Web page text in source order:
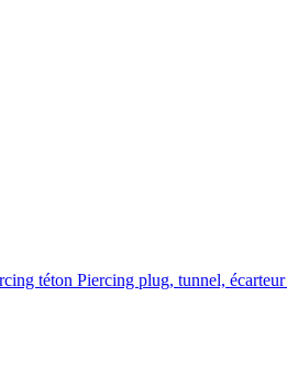
téton Piercing plug, tunnel, écarteur